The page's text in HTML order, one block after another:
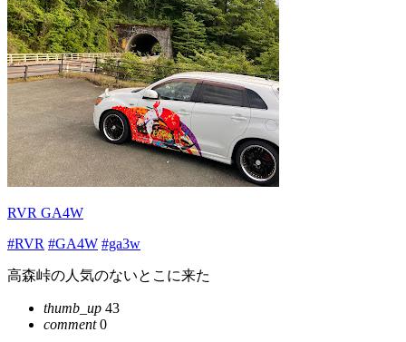
RVR GA4W
#RVR #GA4W #ga3w
高森峠の人気のないとこに来た
thumb_up 43
comment0